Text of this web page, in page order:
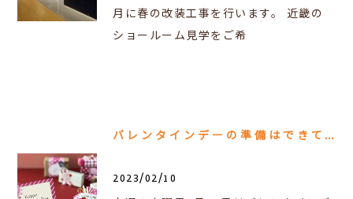
月に春の改装工事を行います。 近畿の
ショールーム見学をご希
バレンタインデーの準備はできてますか？
2023/02/10